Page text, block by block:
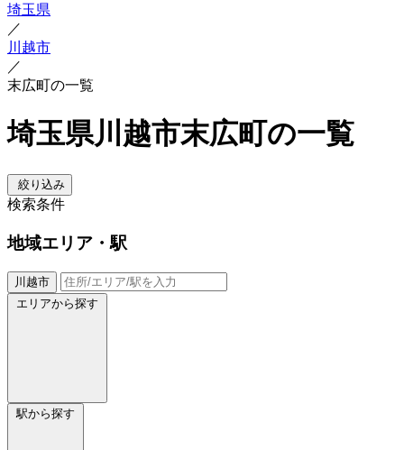
埼玉県
／
川越市
／
末広町の一覧
埼玉県川越市末広町の一覧
絞り込み
検索条件
地域エリア・駅
川越市
エリアから探す
駅から探す